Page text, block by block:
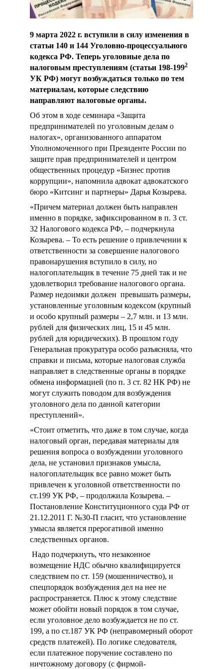
t
9 марта 2022 г. вступили в силу изменения в
статьи 140 и 144 Уголовно-процессуального
кодекса РФ. Теперь уголовные дела по
налоговым преступлениям (статьи 198-1992
УК РФ) могут возбуждаться только по тем
материалам, которые следствию
направляют налоговые органы.
Об этом в ходе семинара «Защита
предпринимателей по уголовным делам о
налогах», организованного аппаратом
Уполномоченного при Президенте России по
защите прав предпринимателей и центром
общественных процедур «Бизнес против
коррупции», напомнила адвокат адвокатского
бюро «Китсинг и партнеры» Дарья Козырева.
«Причем материал должен быть направлен
именно в порядке, зафиксированном в п. 3 ст.
32 Налогового кодекса РФ, – подчеркнула
Козырева. – То есть решение о привлечении к
ответственности за совершение налогового
правонарушения вступило в силу, но
налогоплательщик в течение 75 дней так и не
удовлетворил требование налогового органа.
Размер недоимки должен превышать размеры,
установленные уголовным кодексом (крупный
и особо крупный размеры – 2,7 млн. и 13 млн.
рублей для физических лиц, 15 и 45 млн.
рублей для юридических). В прошлом году
Генеральная прокуратура особо разъясняла, что
справки и письма, которые налоговая служба
направляет в следственные органы в порядке
обмена информацией (по п. 3 ст. 82 НК РФ) не
могут служить поводом для возбуждения
уголовного дела по данной категории
преступлений».
«Стоит отметить, что даже в том случае, когда
налоговый орган, передавая материалы для
решения вопроса о возбуждении уголовного
дела, не установил признаков умысла,
налогоплательщик все равно может быть
привлечен к уголовной ответственности по
ст.199 УК РФ, – продолжила Козырева. –
Постановление Конституционного суда РФ от
21.12.2011 Г. №30-П гласит, что установление
умысла является прерогативой именно
следственных органов.
Надо подчеркнуть, что незаконное
возмещение НДС обычно квалифицируется
следствием по ст. 159 (мошенничество), и
спецпорядок возбуждения дел на нее не
распространяется. Плюс к этому следствие
может обойти новый порядок в том случае,
если уголовное дело возбуждается не по ст.
199, а по ст.187 УК РФ (неправомерный оборот
средств платежей). По логике следователя,
если платежное поручение составлено по
ничтожному договору (с фирмой-